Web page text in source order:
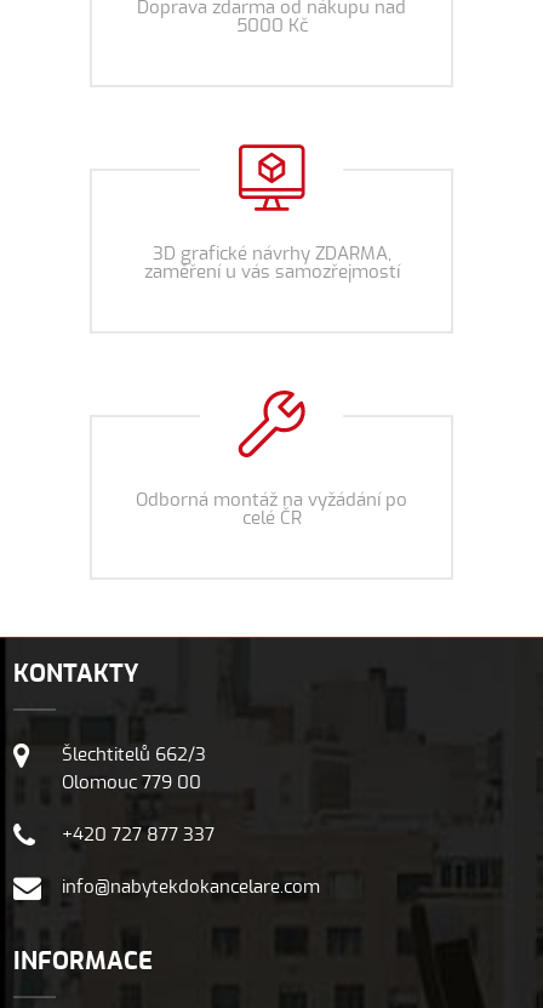
Doprava zdarma od nákupu nad
5000 Kč
3D grafické návrhy ZDARMA,
zaměření u vás samozřejmostí
Odborná montáž na vyžádání po
celé ČR
KONTAKTY
Šlechtitelů 662/3
Olomouc 779 00
+420 727 877 337
info@nabytekdokancelare.com
INFORMACE